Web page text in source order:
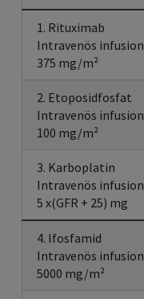
1. Rituximab
Intravenös infusion
375 mg/m²
2. Etoposidfosfat
Intravenös infusion
100 mg/m²
3. Karboplatin
Intravenös infusion
5 x(GFR + 25) mg
4. Ifosfamid
Intravenös infusion
5000 mg/m²